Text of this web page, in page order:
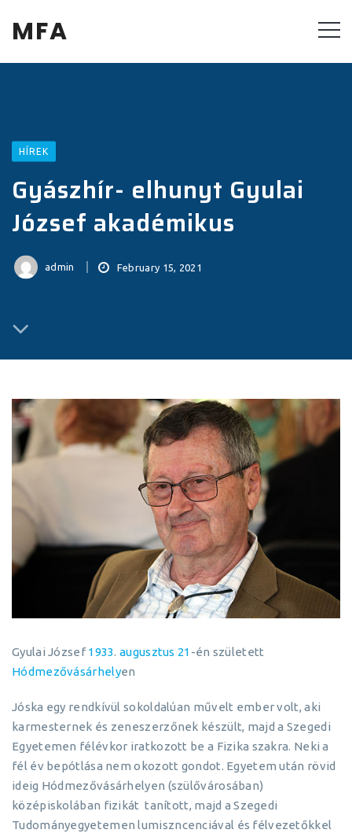
MFA
HÍREK
Gyászhír- elhunyt Gyulai
József akadémikus
admin February 15, 2021
Gyulai József1933.augusztus 21 -én született
Hódmezővásárhelyen
Jóska egy rendkívül sokoldalúan művelt ember volt, aki
karmesternek és zeneszerzőnek készült, majd a Szegedi
Egyetemen félévkor iratkozott be a Fizika szakra. Neki a
fél év bepótlása nem okozott gondot. Egyetem után rövid
ideig Hódmezővásárhelyen (szülővárosában)
középiskolában fizikát tanított, majd a Szegedi
Tudományegyetemen lumiszncenciával és félvezetőkkel